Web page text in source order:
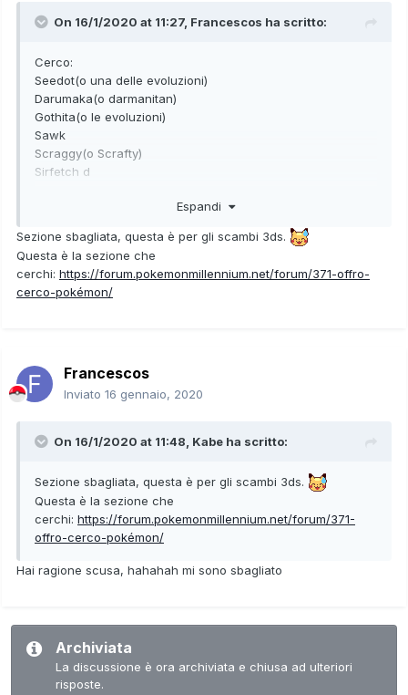
On 16/1/2020 at 11:27, Francescos ha scritto:
Cerco:
Seedot(o una delle evoluzioni)
Darumaka(o darmanitan)
Gothita(o le evoluzioni)
Sawk
Scraggy(o Scrafty)
Sirfetch d
Corsola lvl.60
Larvitar lvl.60
Loatod lvl.60
Lunatone lvl.60
Anche se avete solo uno dei pokemon che cerco vi prego
Espandi
Sezione sbagliata, questa è per gli scambi 3ds.
Questa è la sezione che
cerchi: https://forum.pokemonmillennium.net/forum/371-offro-
cerco-pokémon/
Francescos
Inviato 16 gennaio, 2020
On 16/1/2020 at 11:48, Kabe ha scritto:
Sezione sbagliata, questa è per gli scambi 3ds.
Questa è la sezione che
cerchi: https://forum.pokemonmillennium.net/forum/371-
offro-cerco-pokémon/
Hai ragione scusa, hahahah mi sono sbagliato
Archiviata
La discussione è ora archiviata e chiusa ad ulteriori
risposte.